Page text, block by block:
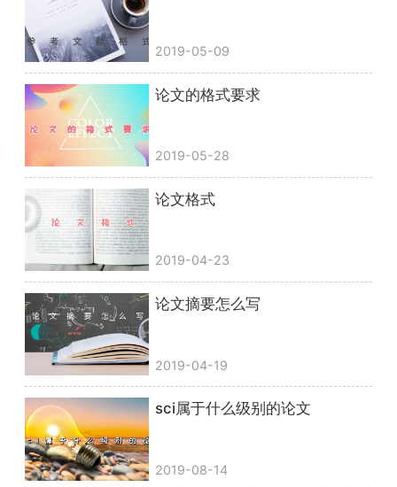
2019-05-09
论文的格式要求
2019-05-28
论文格式
2019-04-23
论文摘要怎么写
2019-04-19
sci属于什么级别的论文
2019-08-14